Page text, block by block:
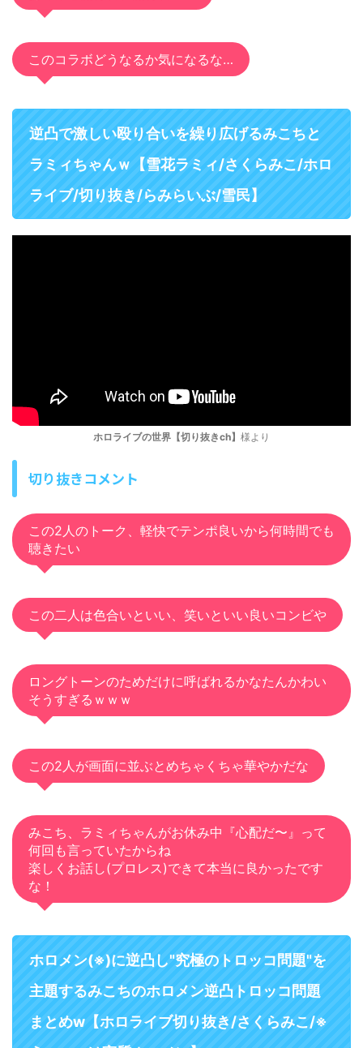
このコラボどうなるか気になるな…
逆凸で激しい殴り合いを繰り広げるみこちと
ラミィちゃんｗ【雪花ラミィ/さくらみこ/ホロ
ライブ/切り抜き/らみらいぶ/雪民】
ホロライブの世界【切り抜きch】 様より
切り抜きコメント
この2人のトーク、軽快でテンポ良いから何時間でも
聴きたい
この二人は色合いといい、笑いといい良いコンビや
ロングトーンのためだけに呼ばれるかなたんかわい
そうすぎるｗｗｗ
この2人が画面に並ぶとめちゃくちゃ華やかだな
みこち、ラミィちゃんがお休み中『心配だ〜』って
何回も言っていたからね
楽しくお話し(プロレス)できて本当に良かったです
な！
ホロメン(※)に逆凸し"究極のトロッコ問題"を
主題するみこちのホロメン逆凸トロッコ問題
まとめw【ホロライブ切り抜き/さくらみこ/※